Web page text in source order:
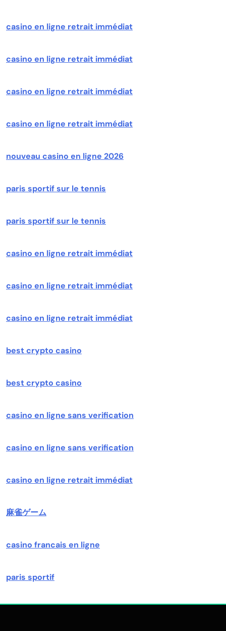
casino en ligne retrait immédiat
casino en ligne retrait immédiat
casino en ligne retrait immédiat
casino en ligne retrait immédiat
nouveau casino en ligne 2026
paris sportif sur le tennis
paris sportif sur le tennis
casino en ligne retrait immédiat
casino en ligne retrait immédiat
casino en ligne retrait immédiat
best crypto casino
best crypto casino
casino en ligne sans verification
casino en ligne sans verification
casino en ligne retrait immédiat
麻雀ゲーム
casino francais en ligne
paris sportif